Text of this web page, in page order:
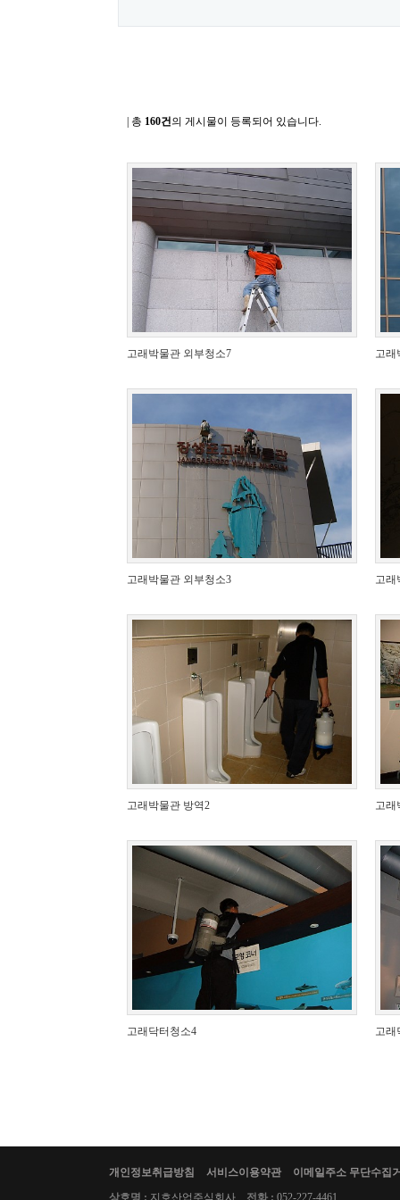
| 총 160건의 게시물이 등록되어 있습니다.
고래박물관 외부청소7 고래
고래박물관 외부청소3 고래
고래박물관 방역2 고래
고래닥터청소4 고래
개인정보취급방침 서비스이용약관
이메일주소 무단수집